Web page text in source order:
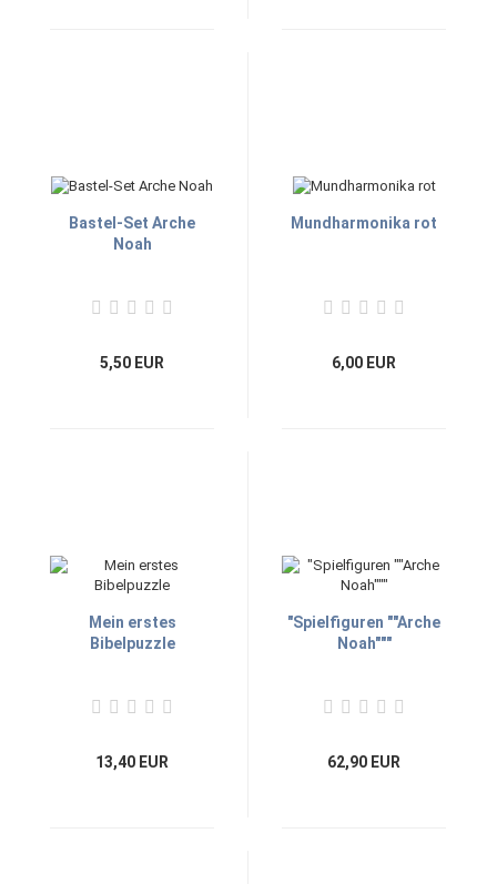
Bastel-Set Arche
Noah
5,50 EUR
Mundharmonika rot
6,00 EUR
Mein erstes
Bibelpuzzle
13,40 EUR
"Spielfiguren ""Arche
Noah"""
62,90 EUR